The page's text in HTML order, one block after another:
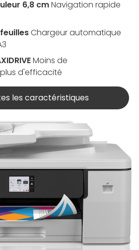
6,8 cmNavigation rapide
Chargeur automatique
Moins de
d'efficacité
les caractéristiques